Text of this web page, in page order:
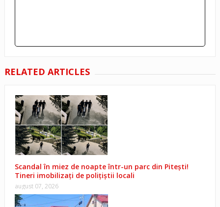
RELATED ARTICLES
Scandal în miez de noapte într-un parc din Pitești!
Tineri imobilizați de polițiștii locali
august 07, 2026